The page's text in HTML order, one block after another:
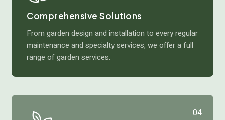
Comprehensive Solutions
From garden design and installation to every regular
maintenance and specialty services, we offer a full
range of garden services.
04